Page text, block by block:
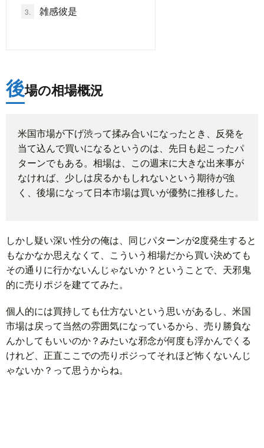
3. 雑感彼是
後場の相場概況
米国市場が下げ渋って揉み合いになったとき、反発を
当て込んで買いになるというのは、先日も起こったパ
ターンでもある。相場は、この週末に大きな出来事が
なければ、少しは戻るかもしれないという期待が強
く、後場になって日本市場は買いが優勢に推移した。
しかし疑い深い性分の俺は、同じパターンが2度発生すると
もなかなか思えなくて、こういう相場だから買い決めても
その通りに行かないんじゃないか？ということで、天邪鬼
的に売りポジを建ててみた。
個人的には買持しても仕方ないという思いがあるし、米国
市場は戻って当然の雰囲気になっているから、売り勝負な
んかしてもいいのか？みたいな邪念が何度も浮かんでくる
けれど、正直ここでの売りポジってそれほど怖くないんじ
ゃないか？って思うからね。